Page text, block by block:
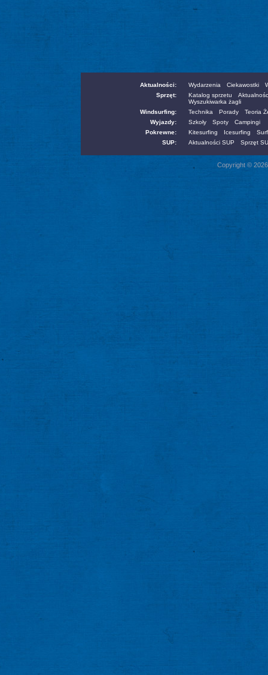
Aktualności: Wydarzenia Ciekawostki
Sprzęt:
Katalog sprzetu
Wyszukiwarka żagli
Windsurfing:
Technika Porady
Teoria
Wyjazdy:
Szkoły Spoty
Campingi
Pokrewne:
Kitesurfing Icesurfing
SUP:
Aktualności SUP Sprzęt
Copyright ©